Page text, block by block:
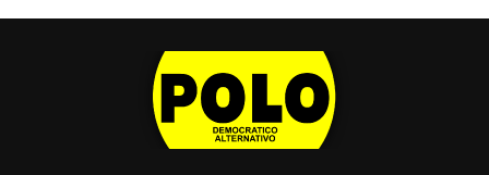
trabajadores y trabajadoras, personas desempleadas,
madres y padres, abuelas y abuelos, colectivas
feministas, artistas, maestros y demás sectores
inconformes con el gobierno actual y su accionar que